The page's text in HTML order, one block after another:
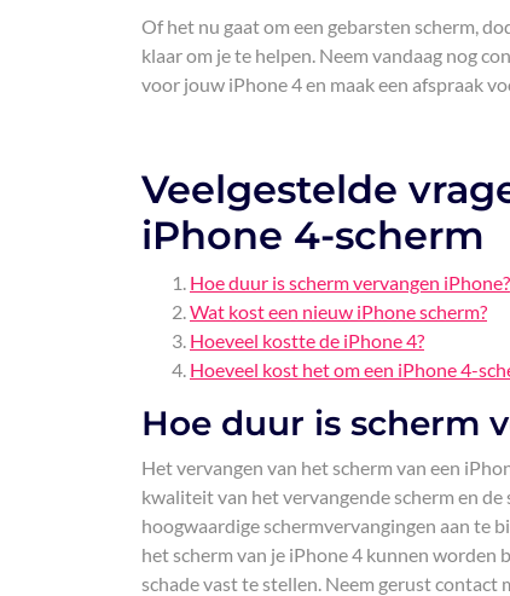
Of het nu gaat om een gebarsten scherm,
klaar om je te helpen. Neem vandaag nog
voor jouw iPhone 4 en maak een afspraak
Veelgestelde
iPhone 4-scherm
Hoe duur is scherm vervangen iPhone?
Wat kost een nieuw iPhone scherm?
Hoeveel kostte de iPhone 4?
Hoeveel kost het om een ​​iPhone 4-
Hoe duur is scherm
Het vervangen van het scherm van een
kwaliteit van het vervangende scherm en
hoogwaardige schermvervangingen aan te
het scherm van je iPhone 4 kunnen worden
schade vast te stellen. Neem gerust